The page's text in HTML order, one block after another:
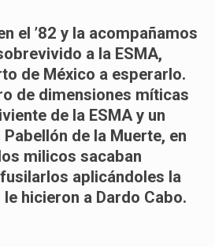
el ’82 y la acompañamos
a la ESMA,
de México a esperarlo.
de dimensiones míticas
de la ESMA y un
de la Muerte, en
milicos sacaban
aplicándoles la
hicieron a Dardo Cabo.